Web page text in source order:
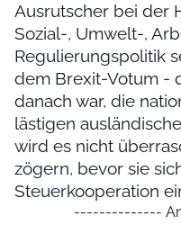
Ausrutscher bei der
Sozial-, Umwelt-,
Regulierungspolitik
dem Brexit-Votum -
danach war, die
lästigen
wird es nicht
zögern, bevor sie
Steuerkooperation
--------------